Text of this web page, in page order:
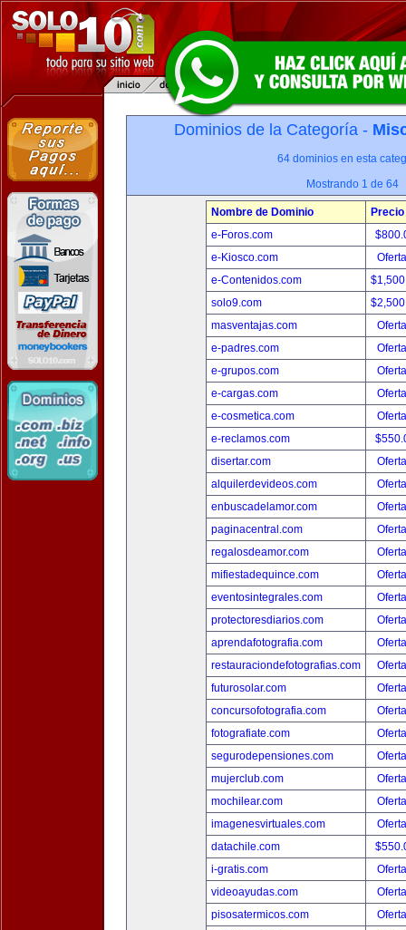
Dominios de la Categoría -
64 dominios en esta
Mostrando 1 de 64
Nombre de Dominio
Precio
e-Foros.com
e-Kiosco.com
e-Contenidos.com
solo9.com
masventajas.com
e-padres.com
e-grupos.com
e-cargas.com
e-cosmetica.com
e-reclamos.com
disertar.com
alquilerdevideos.com
enbuscadelamor.com
paginacentral.com
regalosdeamor.com
mifiestadequince.com
eventosintegrales.com
protectoresdiarios.com
aprendafotografia.com
restauraciondefotografias.com
futurosolar.com
concursofotografia.com
fotografiate.com
segurodepensiones.com
mujerclub.com
mochilear.com
imagenesvirtuales.com
datachile.com
i-gratis.com
videoayudas.com
pisosatermicos.com